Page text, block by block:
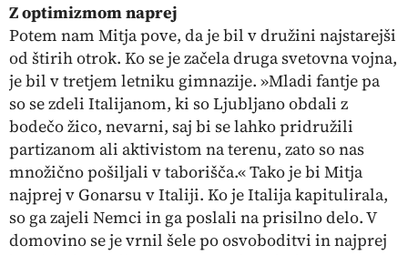
Z optimizmom naprej
Potem nam Mitja pove, da je bil v družini najstarejši
od štirih otrok. Ko se je začela druga svetovna vojna,
je bil v tretjem letniku gimnazije. »Mladi fantje pa
so se zdeli Italijanom, ki so Ljubljano obdali z
bodečo žico, nevarni, saj bi se lahko pridružili
partizanom ali aktivistom na terenu, zato so nas
množično pošiljali v taborišča.« Tako je bi Mitja
najprej v Gonarsu v Italiji. Ko je Italija kapitulirala,
so ga zajeli Nemci in ga poslali na prisilno delo. V
domovino se je vrnil šele po osvoboditvi in najprej